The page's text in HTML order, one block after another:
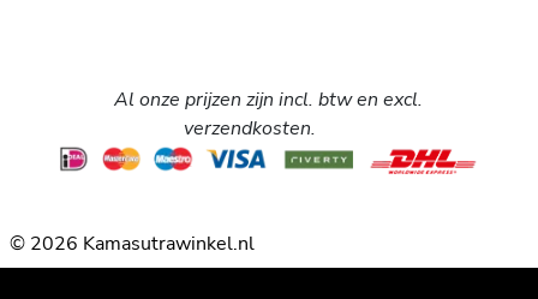
Al onze prijzen zijn incl. btw en excl.
verzendkosten.
© 2026 Kamasutrawinkel.nl